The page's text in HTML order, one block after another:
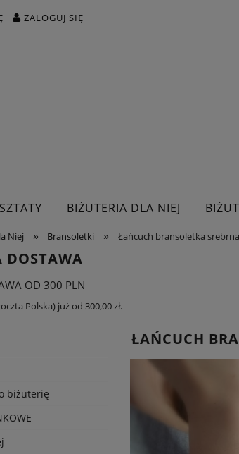
ZALOGUJ SIĘ
BIŻUTERIA DLA NIEJ
Niej » Bransoletki » Łańcuch bransoletka srebrna
DOSTAWA
OD 300 PLN
Polska) już od 300,00 zł.
biżuterię
ŁAŃCUCH